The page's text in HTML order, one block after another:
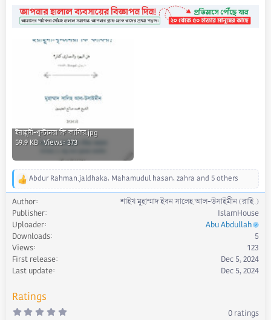
ইয়াহূদী-খৃস্টানরা কি কাফির.jpg
59.9 KB · Views: 373
R
e
a
c
t
i
o
n
s
Abdur Rahman.jaldhaka, Mahamudul hasan, zahra and 5 others
Author
শাইখ মুহাম্মাদ ইবন সালেহ আল-উসাইমীন (রাহি.)
Publisher
IslamHouse
Uploader
Abu Abdullah
Downloads
5
Views
123
First release
Dec 5, 2024
Last update
Dec 5, 2024
Ratings
0 0 ratings